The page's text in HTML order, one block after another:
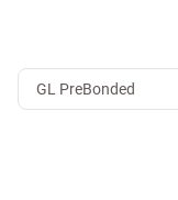
GL PreBonded